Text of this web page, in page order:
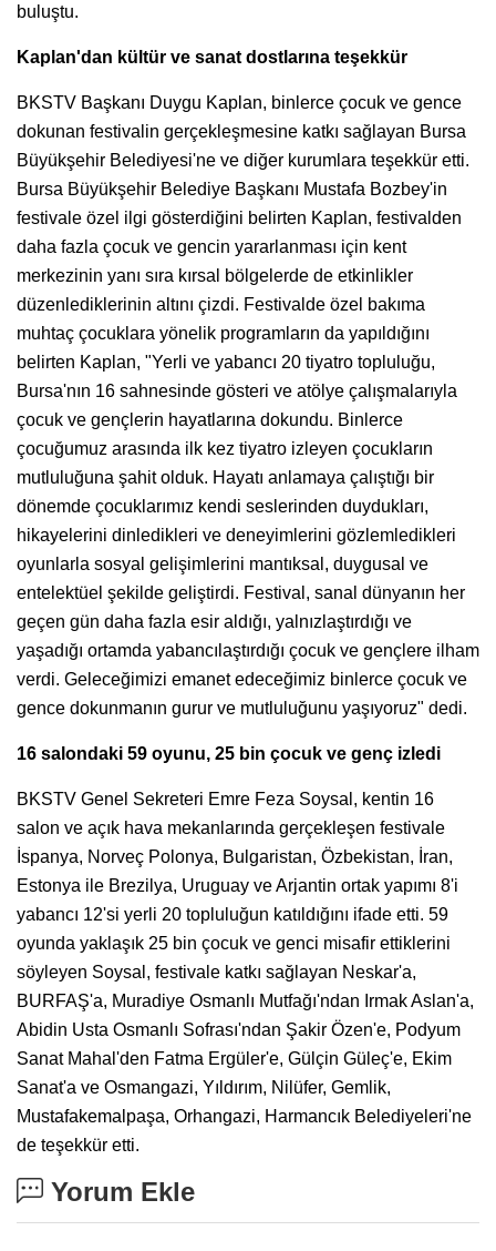
buluştu.
Kaplan'dan kültür ve sanat dostlarına teşekkür
BKSTV Başkanı Duygu Kaplan, binlerce çocuk ve gence
dokunan festivalin gerçekleşmesine katkı sağlayan Bursa
Büyükşehir Belediyesi'ne ve diğer kurumlara teşekkür etti.
Bursa Büyükşehir Belediye Başkanı Mustafa Bozbey'in
festivale özel ilgi gösterdiğini belirten Kaplan, festivalden
daha fazla çocuk ve gencin yararlanması için kent
merkezinin yanı sıra kırsal bölgelerde de etkinlikler
düzenlediklerinin altını çizdi. Festivalde özel bakıma
muhtaç çocuklara yönelik programların da yapıldığını
belirten Kaplan, "Yerli ve yabancı 20 tiyatro topluluğu,
Bursa'nın 16 sahnesinde gösteri ve atölye çalışmalarıyla
çocuk ve gençlerin hayatlarına dokundu. Binlerce
çocuğumuz arasında ilk kez tiyatro izleyen çocukların
mutluluğuna şahit olduk. Hayatı anlamaya çalıştığı bir
dönemde çocuklarımız kendi seslerinden duydukları,
hikayelerini dinledikleri ve deneyimlerini gözlemledikleri
oyunlarla sosyal gelişimlerini mantıksal, duygusal ve
entelektüel şekilde geliştirdi. Festival, sanal dünyanın her
geçen gün daha fazla esir aldığı, yalnızlaştırdığı ve
yaşadığı ortamda yabancılaştırdığı çocuk ve gençlere ilham
verdi. Geleceğimizi emanet edeceğimiz binlerce çocuk ve
gence dokunmanın gurur ve mutluluğunu yaşıyoruz" dedi.
16 salondaki 59 oyunu, 25 bin çocuk ve genç izledi
BKSTV Genel Sekreteri Emre Feza Soysal, kentin 16
salon ve açık hava mekanlarında gerçekleşen festivale
İspanya, Norveç Polonya, Bulgaristan, Özbekistan, İran,
Estonya ile Brezilya, Uruguay ve Arjantin ortak yapımı 8'i
yabancı 12'si yerli 20 topluluğun katıldığını ifade etti. 59
oyunda yaklaşık 25 bin çocuk ve genci misafir ettiklerini
söyleyen Soysal, festivale katkı sağlayan Neskar'a,
BURFAŞ'a, Muradiye Osmanlı Mutfağı'ndan Irmak Aslan'a,
Abidin Usta Osmanlı Sofrası'ndan Şakir Özen'e, Podyum
Sanat Mahal'den Fatma Ergüler'e, Gülçin Güleç'e, Ekim
Sanat'a ve Osmangazi, Yıldırım, Nilüfer, Gemlik,
Mustafakemalpaşa, Orhangazi, Harmancık Belediyeleri'ne
de teşekkür etti.
Yorum Ekle